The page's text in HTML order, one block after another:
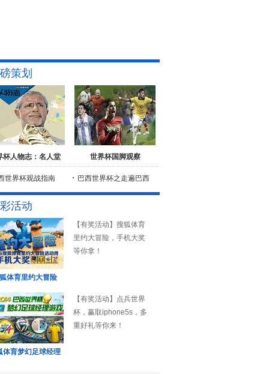
策划
杯人物志：名人堂 世界杯国脚观察
世界杯观战指南 巴西世界杯之走遍巴西
活动
体育里约大冒险
【有奖活动】搜狐体育
里约大冒险，手机大奖
等你拿！
体育梦幻足球经理
【有奖活动】点兵世界
杯，赢取iphone5s，多
重好礼等你来！